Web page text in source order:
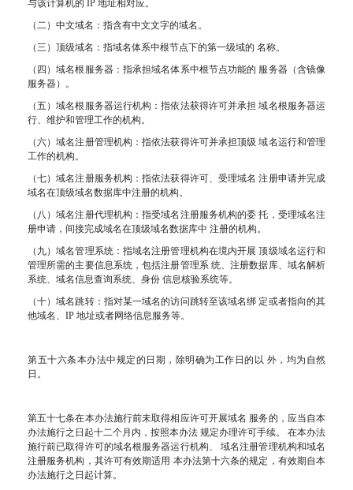
与该计算机的 IP 地址相对应。
（二）中文域名：指含有中文文字的域名。
（三）顶级域名：指域名体系中根节点下的第一级域的 名称。
（四）域名根服务器：指承担域名体系中根节点功能的 服务器（含镜像
服务器）。
（五）域名根服务器运行机构：指依法获得许可并承担 域名根服务器运
行、维护和管理工作的机构。
（六）域名注册管理机构：指依法获得许可并承担顶级 域名运行和管理
工作的机构。
（七）域名注册服务机构：指依法获得许可、受理域名 注册申请并完成
域名在顶级域名数据库中注册的机构。
（八）域名注册代理机构：指受域名注册服务机构的委 托，受理域名注
册申请，间接完成域名在顶级域名数据库中 注册的机构。
（九）域名管理系统：指域名注册管理机构在境内开展 顶级域名运行和
管理所需的主要信息系统，包括注册管理系 统、注册数据库、域名解析
系统、域名信息查询系统、身份 信息核验系统等。
（十）域名跳转：指对某一域名的访问跳转至该域名绑 定或者指向的其
他域名、IP 地址或者网络信息服务等。
第五十六条本办法中规定的日期，除明确为工作日的以 外，均为自然
日。
第五十七条在本办法施行前未取得相应许可开展域名 服务的，应当自本
办法施行之日起十二个月内，按照本办法 规定办理许可手续。 在本办法
施行前已取得许可的域名根服务器运行机构、 域名注册管理机构和域名
注册服务机构，其许可有效期适用 本办法第十六条的规定，有效期自本
办法施行之日起计算。